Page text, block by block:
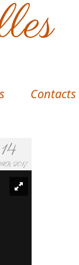
Contacts
14
2017